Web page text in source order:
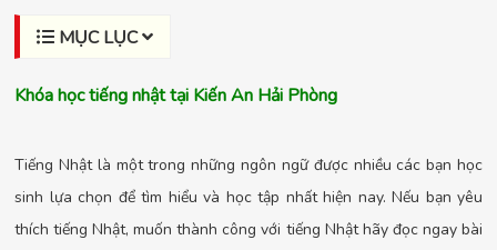
MỤC LỤC
Khóa học tiếng nhật tại Kiến An Hải Phòng
Tiếng Nhật là một trong những ngôn ngữ được nhiều các bạn học
sinh lựa chọn để tìm hiểu và học tập nhất hiện nay. Nếu bạn yêu
thích tiếng Nhật, muốn thành công với tiếng Nhật hãy đọc ngay bài